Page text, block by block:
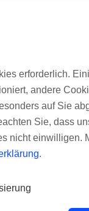
lassen, die
ein Halter für das
selbst
Wertsachen
aufbewahrt würden.
rund 90.000
kulant vorgegangen
die gesamte
erforderlich.
andere
auf Sie
Sie, dass
nicht einwilligen.
.